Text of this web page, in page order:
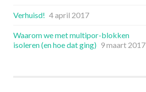
Verhuisd! 4 april 2017
Waarom we met multipor-blokken
isoleren (en hoe dat ging) 9 maart 2017